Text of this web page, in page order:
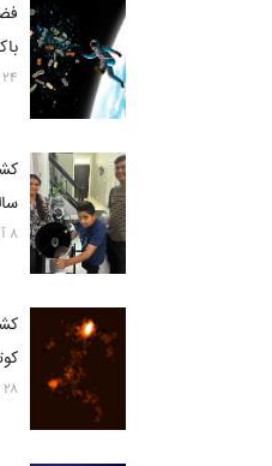
۲۴ آذر ۰۴
۸ آبان ۰۴
۲۸ مهر ۰۴